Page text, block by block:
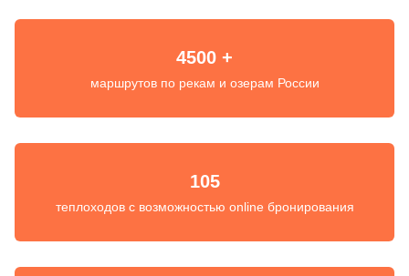
4500 +
маршрутов по рекам и озерам России
105
теплоходов с возможностью online бронирования